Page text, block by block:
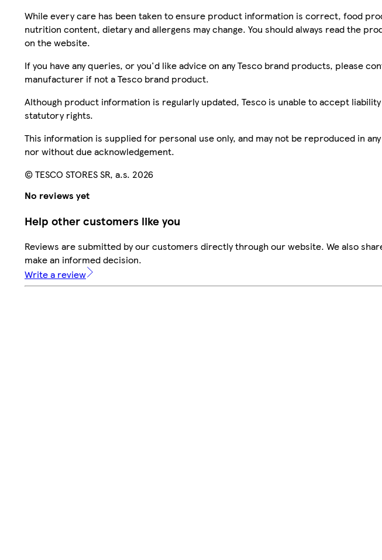
While every care has been taken to ensure product information is correct, food
nutrition content, dietary and allergens may change. You should always read the
on the website.
If you have any queries, or you'd like advice on any Tesco brand products, please
manufacturer if not a Tesco brand product.
Although product information is regularly updated, Tesco is unable to accept
statutory rights.
This information is supplied for personal use only, and may not be reproduced in
nor without due acknowledgement.
© TESCO STORES SR, a.s. 2026
No reviews yet
Help other customers like you
Reviews are submitted by our customers directly through our website. We also
make an informed decision.
Write a review